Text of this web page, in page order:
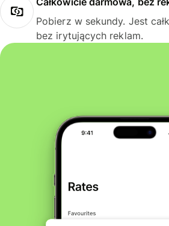
Pobierz w sekundy. Jest
bez irytujących reklam.